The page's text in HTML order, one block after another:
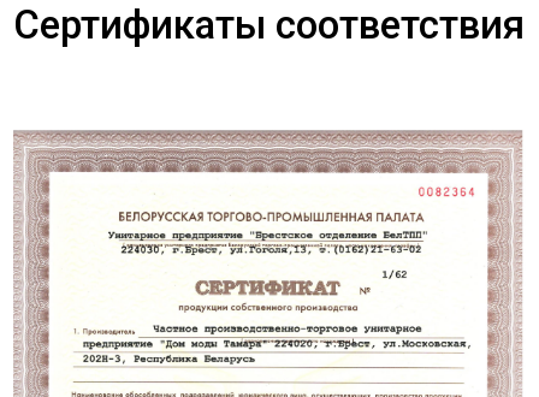
Сертификаты соответствия